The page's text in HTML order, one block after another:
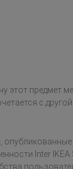
этот предмет
с
Inter